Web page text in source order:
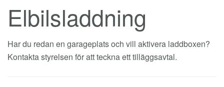
Elbilsladdning
Har du redan en garageplats och vill aktivera laddboxen?
Kontakta styrelsen för att teckna ett tilläggsavtal.